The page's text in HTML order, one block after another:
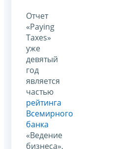
Отчет
«Paying
Taxes»
уже
девятый
год
является
частью
рейтинга
Всемирного
банка
«Ведение
бизнеса»,